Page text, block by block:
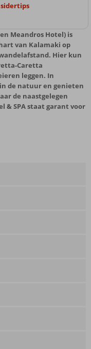
Meandros Hotel) is
van Kalamaki op
Hier kun
Caretta
leggen. In
de natuur en genieten
de naastgelegen
& SPA staat garant voor